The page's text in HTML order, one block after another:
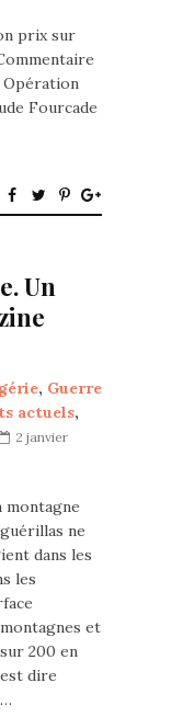
prix sur
Opération
Fourcade
Un
, Guerre
actuels,
2 janvier
montagne
ne
dans les
les
et
200 en
dire